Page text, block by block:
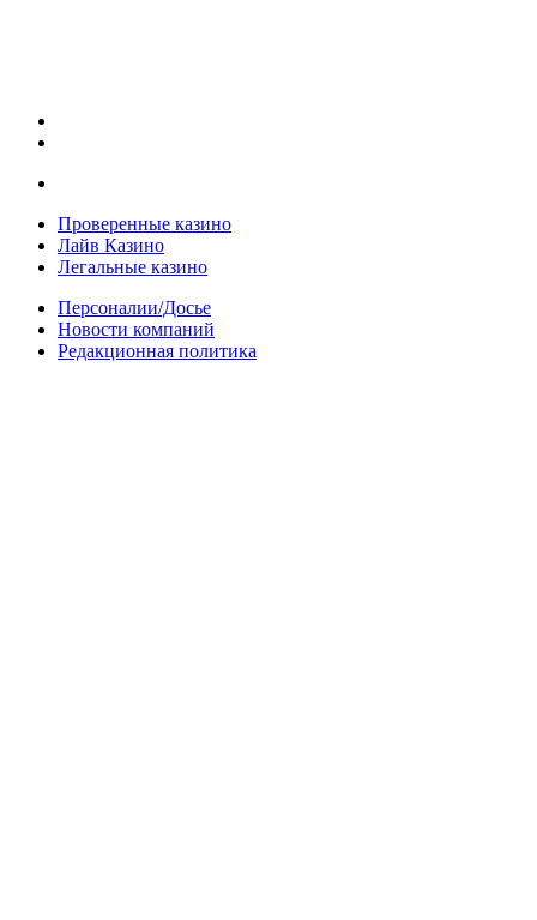
Проверенные казино
Лайв Казино
Легальные казино
Персоналии/Досье
Новости компаний
Редакционная политика